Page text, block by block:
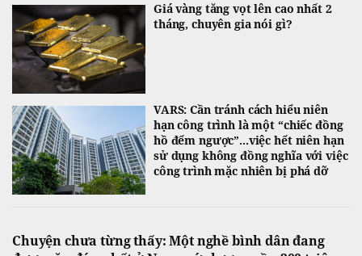
Giá vàng tăng vọt lên cao nhất 2
tháng, chuyên gia nói gì?
VARS: Cần tránh cách hiểu niên
hạn công trình là một “chiếc đồng
hồ đếm ngược”...việc hết niên hạn
sử dụng không đồng nghĩa với việc
công trình mặc nhiên bị phá dỡ
Chuyện chưa từng thấy: Một nghề bình dân đang